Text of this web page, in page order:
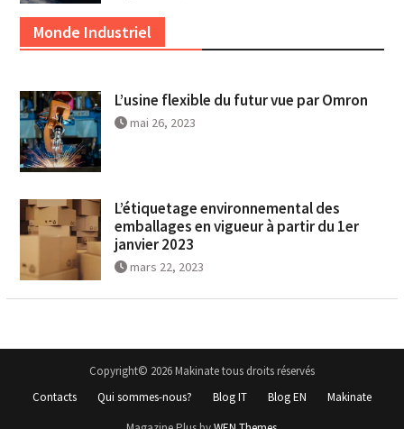
Monde Industriel
L’usine flexible du futur vue par Omron
mai 26, 2023
L’étiquetage environnemental des
emballages en vigueur à partir du 1er
janvier 2023
mars 22, 2023
Copyright© 2026 Makinate tous droits réservés
Contacts
Qui sommes-nous? Blog IT Blog EN
Makinate